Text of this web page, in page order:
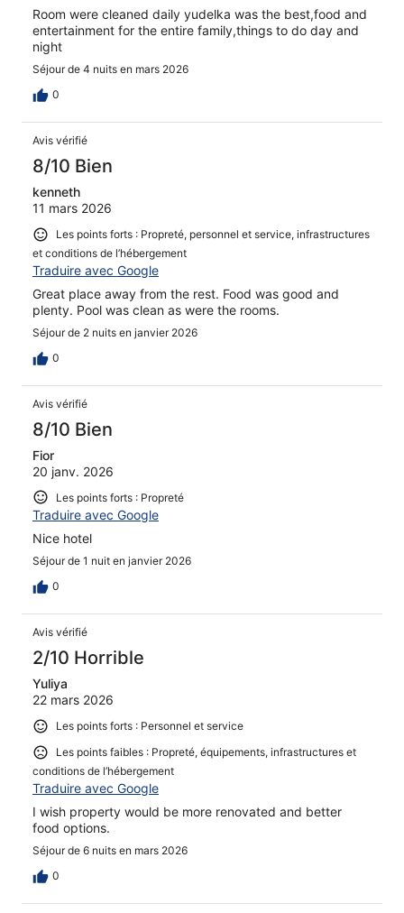
Room were cleaned daily yudelka was the best,food and
entertainment for the entire family,things to do day and
night
Séjour de 4 nuits en mars 2026
0
Avis vérifié
8/10 Bien
kenneth
11 mars 2026
Les points forts : Propreté, personnel et service, infrastructures
et conditions de l’hébergement
Traduire avec Google
Great place away from the rest. Food was good and
plenty. Pool was clean as were the rooms.
Séjour de 2 nuits en janvier 2026
0
Avis vérifié
8/10 Bien
Fior
20 janv. 2026
Les points forts : Propreté
Traduire avec Google
Nice hotel
Séjour de 1 nuit en janvier 2026
0
Avis vérifié
2/10 Horrible
Yuliya
22 mars 2026
Les points forts : Personnel et service
Les points faibles : Propreté, équipements, infrastructures et
conditions de l’hébergement
Traduire avec Google
I wish property would be more renovated and better
food options.
Séjour de 6 nuits en mars 2026
0